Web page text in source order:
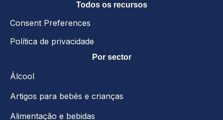
Todos os recursos
Consent Preferences
Política de privacidade
Por sector
Álcool
Artigos para bebés e crianças
Alimentação e bebidas